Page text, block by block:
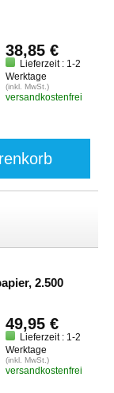
38,85 €
Lieferzeit : 1-2
Werktage
(inkl. MwSt.)
versandkostenfrei
2.500
49,95 €
Lieferzeit : 1-2
Werktage
(inkl. MwSt.)
versandkostenfrei